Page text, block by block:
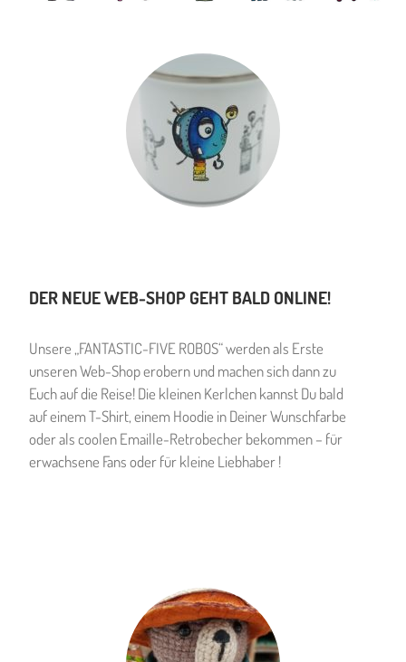
DER NEUE WEB-SHOP GEHT BALD ONLINE!
Unsere „FANTASTIC-FIVE ROBOS“ werden als Erste
unseren Web-Shop erobern und machen sich dann zu
Euch auf die Reise! Die kleinen Kerlchen kannst Du bald
auf einem T-Shirt, einem Hoodie in Deiner Wunschfarbe
oder als coolen Emaille-Retrobecher bekommen – für
erwachsene Fans oder für kleine Liebhaber !